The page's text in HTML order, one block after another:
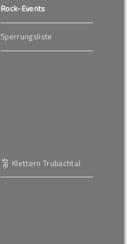
Rock-Events
Sperrungsliste
Klettern Trubachtal